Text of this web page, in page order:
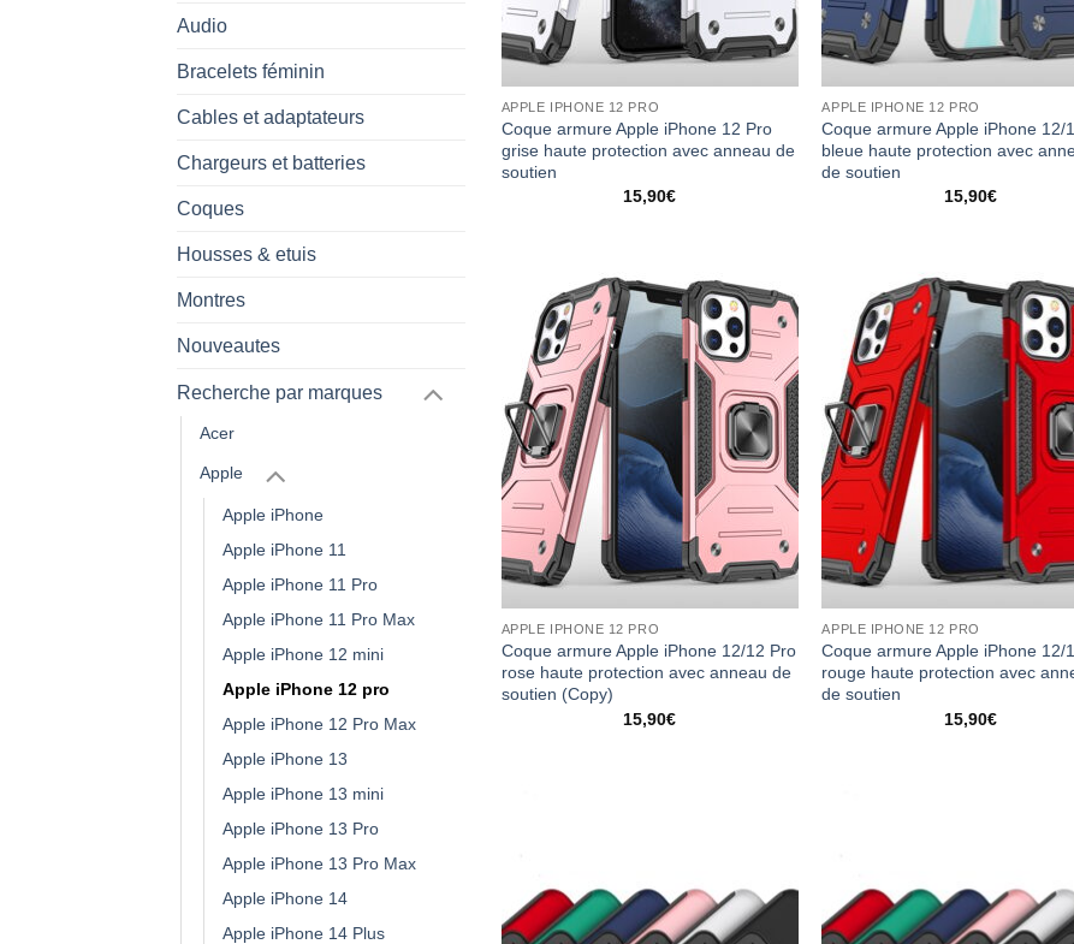
Audio
Bracelets féminin
Cables et adaptateurs
Chargeurs et batteries
Coques
Housses & etuis
Montres
Nouveautes
Recherche par marques
Acer
Apple
Apple iPhone
Apple iPhone 11
Apple iPhone 11 Pro
Apple iPhone 11 Pro Max
Apple iPhone 12 mini
Apple iPhone 12 pro
Apple iPhone 12 Pro Max
Apple iPhone 13
Apple iPhone 13 mini
Apple iPhone 13 Pro
Apple iPhone 13 Pro Max
Apple iPhone 14
Apple iPhone 14 Plus
APPLE IPHONE 12 PRO
Coque armure Apple iPhone 12 Pro
grise haute protection avec anneau de
soutien
15,90€
APPLE IPHONE 12 PRO
Coque armure Apple iPhone 12/
bleue haute protection avec
de soutien
15,90€
APPLE IPHONE 12 PRO
Coque armure Apple iPhone 12/12 Pro
rose haute protection avec anneau de
soutien (Copy)
15,90€
APPLE IPHONE 12 PRO
Coque armure Apple iPhone 12/
rouge haute protection avec
de soutien
15,90€